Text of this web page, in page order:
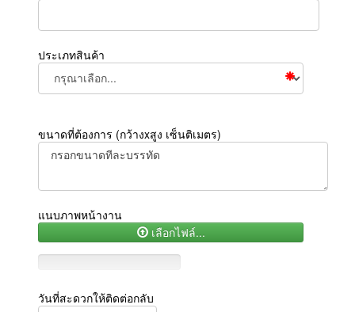
ประเภทสินค้า
ขนาดที่ต้องการ (กว้างxสูง เซ็นติเมตร)
แนบภาพหน้างาน
เลือกไฟล์...
วันที่สะดวกให้ติดต่อกลับ